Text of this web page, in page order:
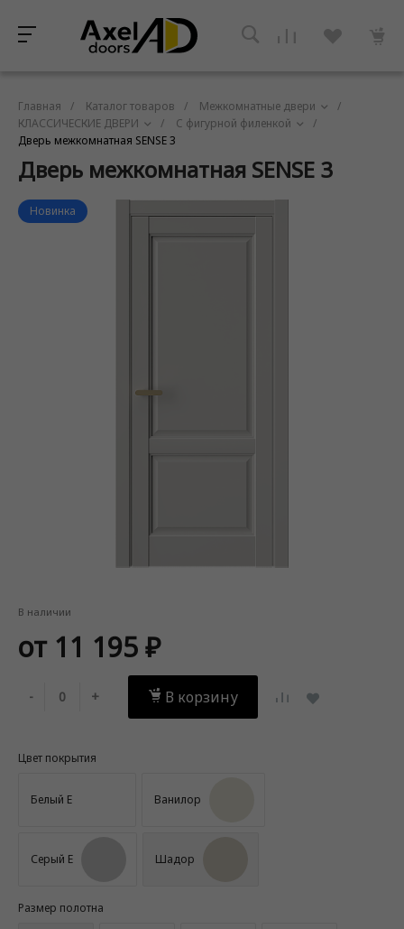
Главная / Каталог товаров / Межкомнатные двери
/
КЛАССИЧЕСКИЕ ДВЕРИ
/ C фигурной филенкой
/
Дверь межкомнатная SENSE 3
Дверь межкомнатная SENSE 3
Новинка
В наличии
от 11 195 ₽
- + В корзину
Цвет покрытия
Белый Е Ванилор
Серый Е Шадор
Размер полотна